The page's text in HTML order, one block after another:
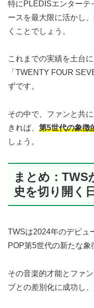
特にPLEDISエンターテ
ースを最大限に活かし
くことでしょう。
これまでの実績を土台
「TWENTY FOUR
ずです。
その中で、ファンと共
きれば、 第5世代の象徴
しょう。
まとめ：TWS
史を切り開く日
TWSは2024年のデビュ
POP第5世代の新たな象
その音楽的才能とファ
プとの差別化に成功し